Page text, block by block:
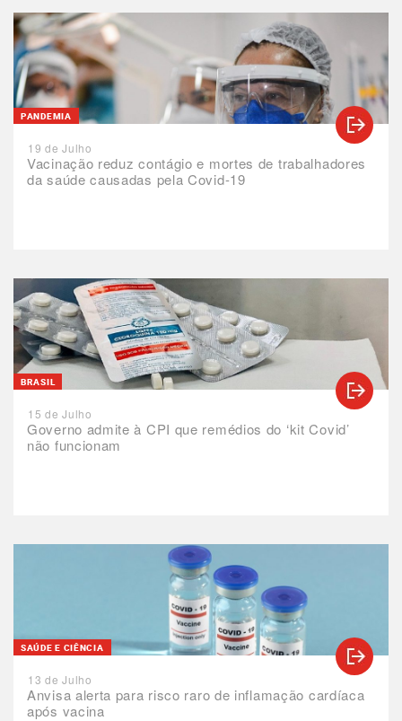
Vacinação reduz contágio e mortes de trabalhadores
da saúde causadas pela Covid-19
PANDEMIA
19 de Julho
Governo admite à CPI que remédios do ‘kit Covid’
não funcionam
BRASIL
15 de Julho
Anvisa alerta para risco raro de inflamação cardíaca
após vacina
SAÚDE E CIÊNCIA
13 de Julho